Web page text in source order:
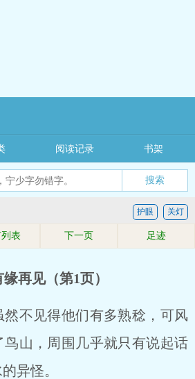
搜索
阅读记录 书架
关灯
护眼
表 下一页 足迹
缘再见（第1页）
不见得他们有多熟稔，可风
鸟山，周围几乎就只有说起话
异怪。